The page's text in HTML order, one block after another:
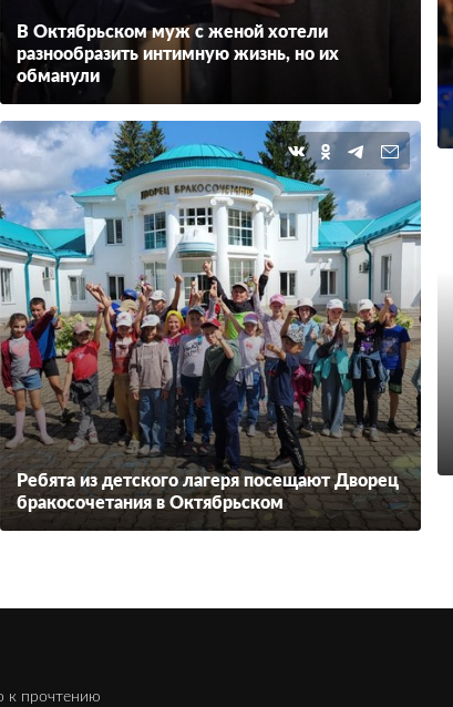
В Октябрьском муж с женой хотели
разнообразить интимную жизнь, но их
обманули
Ребята из детского лагеря посещают Дворец
бракосочетания в Октябрьском
к прочтению